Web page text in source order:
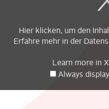
Hier kli­cken, um den
Erfah­re mehr in der
Learn more in
Always